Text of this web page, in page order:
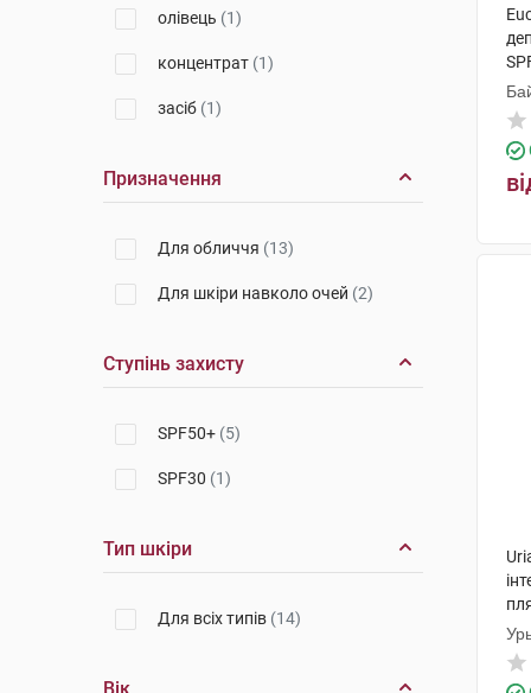
олівець (1)
концентрат (1)
засіб (1)
Призначення
Для обличчя (13)
Для шкіри навколо очей (2)
Ступінь захисту
SPF50+ (5)
SPF30 (1)
Тип шкіри
Для всіх типів (14)